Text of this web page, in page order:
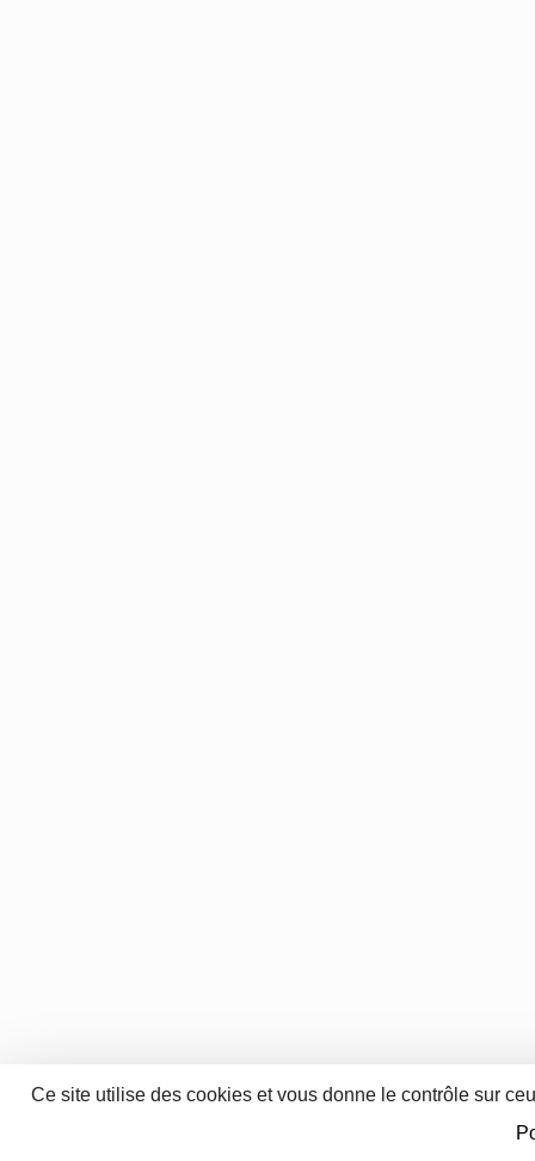
Ce site utilise des cookies et vous donne le contrôle sur